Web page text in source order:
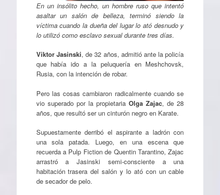
En un insólito hecho, un hombre ruso que intentó
asaltar un salón de belleza, terminó siendo la
víctima cuando la dueña del lugar lo ató desnudo y
lo utilizó como esclavo sexual durante tres días.
Viktor Jasinski, de 32 años, admitió ante la policía
que había ido a la peluquería en Meshchovsk,
Rusia, con la intención de robar.
Pero las cosas cambiaron radicalmente cuando se
vio superado por la propietariaOlga Zajac, de 28
años, que resultó ser un cinturón negro en Karate.
Supuestamente derribó el aspirante a ladrón con
una sola patada. Luego, en una escena que
recuerda a Pulp Fiction de Quentin Tarantino, Zajac
arrastró a Jasinski semi-consciente a una
habitación trasera del salón y lo ató con un cable
de secador de pelo.